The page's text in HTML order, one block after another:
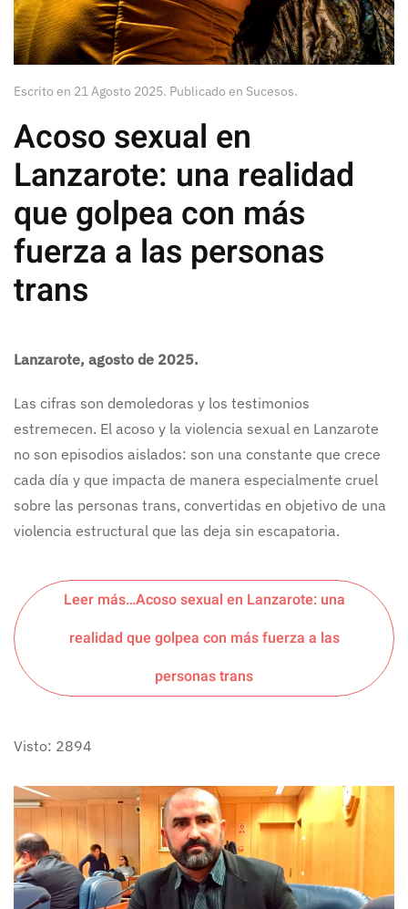
Escrito en 21 Agosto 2025. Publicado en Sucesos.
Acoso sexual en
Lanzarote: una realidad
que golpea con más
fuerza a las personas
trans
Lanzarote, agosto de 2025.
Las cifras son demoledoras y los testimonios
estremecen. El acoso y la violencia sexual en Lanzarote
no son episodios aislados: son una constante que crece
cada día y que impacta de manera especialmente cruel
sobre las personas trans, convertidas en objetivo de una
violencia estructural que las deja sin escapatoria.
Leer más…Acoso sexual en Lanzarote: una
realidad que golpea con más fuerza a las
personas trans
Visto: 2894